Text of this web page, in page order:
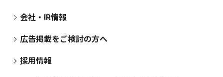
会社・IR情報
広告掲載をご検討の方へ
採用情報